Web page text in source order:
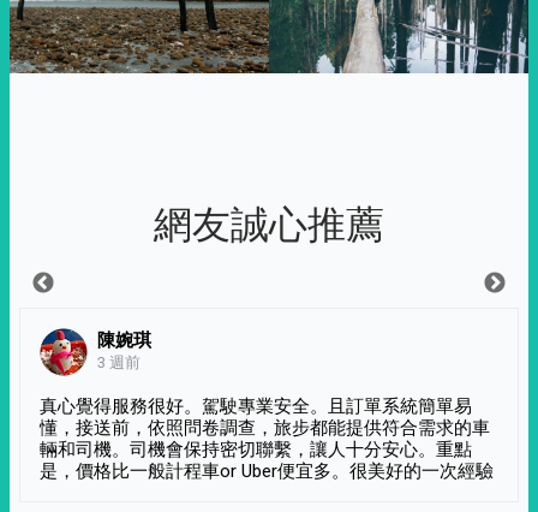
網友誠心推薦
陳婉琪
3 週前
真心覺得服務很好。駕駛專業安全。且訂單系統簡單易
懂，接送前，依照問卷調查，旅步都能提供符合需求的車
輛和司機。司機會保持密切聯繫，讓人十分安心。重點
是，價格比一般計程車or Uber便宜多。很美好的一次經驗